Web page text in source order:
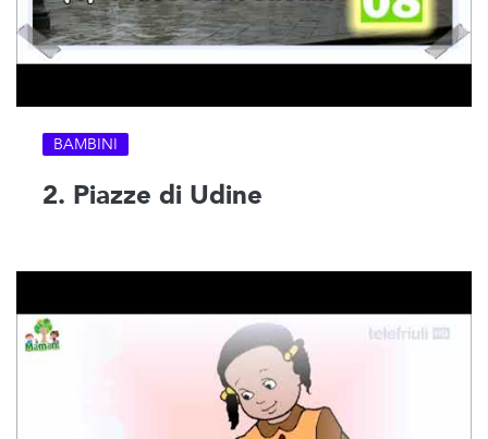
BAMBINI
2. Piazze di Udine